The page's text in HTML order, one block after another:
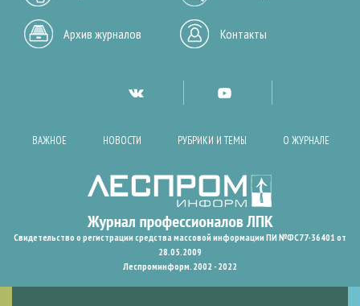
Архив журналов Контакты
ВАЖНОЕ НОВОСТИ РУБРИКИ И ТЕМЫ О ЖУРНАЛЕ
Свидетельство о регистрации средства массовой информации ПИ №ФС77-36401 от
28.05.2009
Леспроминформ. 2002 - 2022